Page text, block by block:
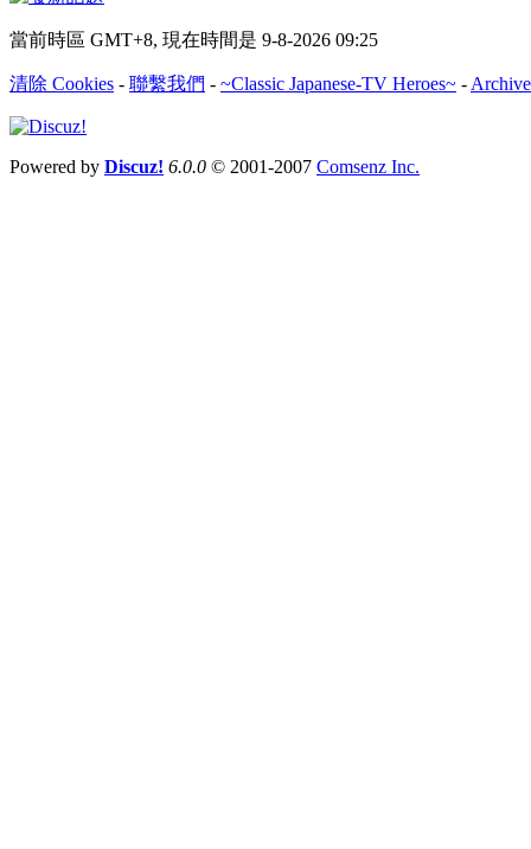
當前時區 GMT+8, 現在時間是 9-8-2026 09:25
清除 Cookies - 聯繫我們 - ~Classic Japanese-TV Heroes~ -
Powered by Discuz! 6.0.0 © 2001-2007 Comsenz Inc.